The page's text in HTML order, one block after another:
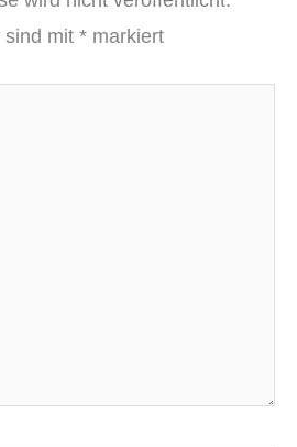
sind mit * markiert